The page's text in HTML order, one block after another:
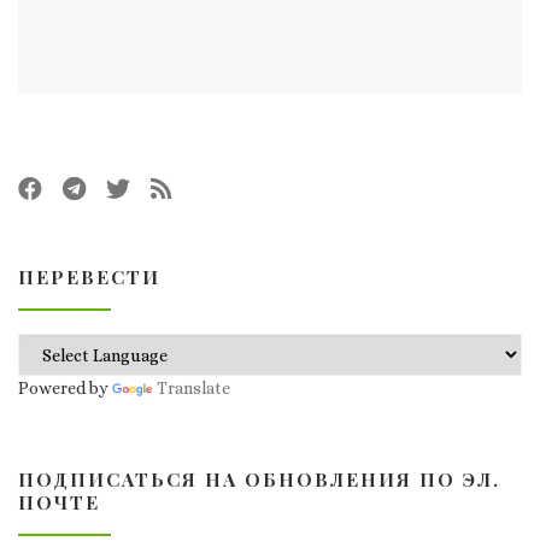
ПЕРЕВЕСТИ
Powered by Translate
ПОДПИСАТЬСЯ НА ОБНОВЛЕНИЯ ПО ЭЛ.
ПОЧТЕ